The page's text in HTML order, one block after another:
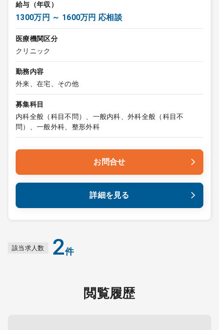
給与（年収）
1300万円 ～ 1600万円 応相談
医療機関区分
クリニック
勤務内容
外来、在宅、その他
募集科目
内科全般（科目不問）、一般内科、外科全般（科目不
問）、一般外科、整形外科
お問合せ
詳細を見る
該当求人数 2件
閲覧履歴